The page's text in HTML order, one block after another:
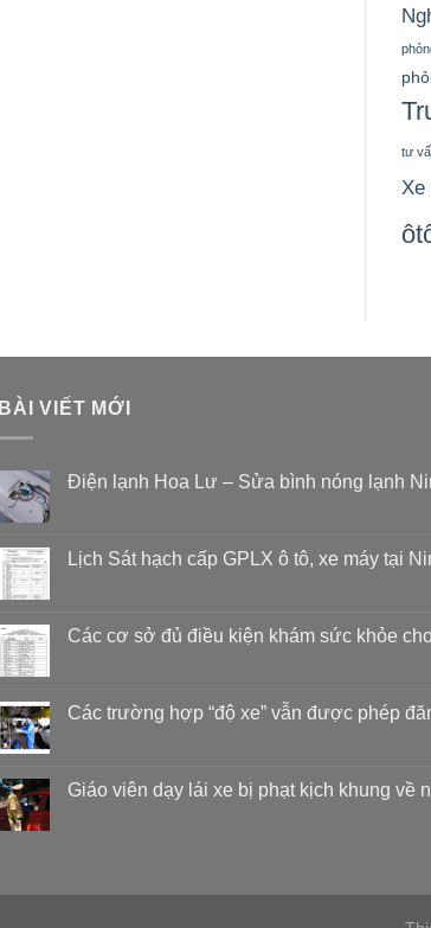
tư
Xe
BÀI VIẾT MỚI
Điện lạnh Hoa Lư – Sửa bình nóng lạnh
Lịch Sát hạch cấp GPLX ô tô, xe máy tại
Các cơ sở đủ điều kiện khám sức khỏe
Các trường hợp “độ xe” vẫn được phép
Giáo viên dạy lái xe bị phạt kịch khung về